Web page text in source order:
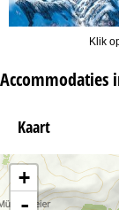
Klik
Accommodaties
Kaart
+
-